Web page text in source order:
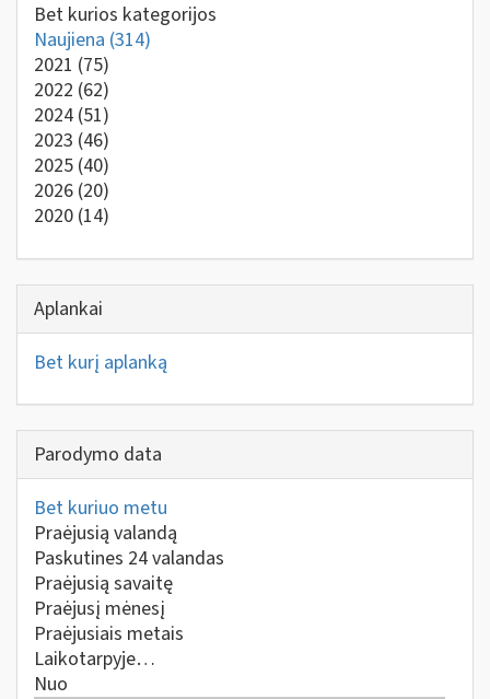
Bet kurios kategorijos
Naujiena (314)
2021 (75)
2022 (62)
2024 (51)
2023 (46)
2025 (40)
2026 (20)
2020 (14)
Aplankai
Bet kurį aplanką
Parodymo data
Bet kuriuo metu
Praėjusią valandą
Paskutines 24 valandas
Praėjusią savaitę
Praėjusį mėnesį
Praėjusiais metais
Laikotarpyje…
Nuo